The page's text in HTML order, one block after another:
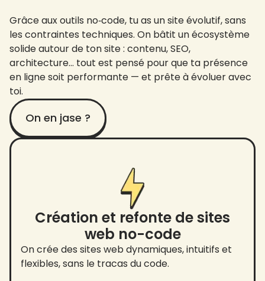
Grâce aux outils no‑code, tu as un site évolutif, sans
les contraintes techniques. On bâtit un écosystème
solide autour de ton site : contenu, SEO,
architecture… tout est pensé pour que ta présence
en ligne soit performante — et prête à évoluer avec
toi.
On en jase ?
Création et refonte de sites
web no-code
On crée des sites web dynamiques, intuitifs et
flexibles, sans le tracas du code.